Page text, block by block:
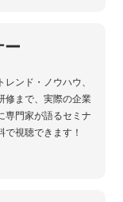
ー
レンド・ノウハウ、
修まで、実際の企業
専門家が語るセミナ
で視聴できます！